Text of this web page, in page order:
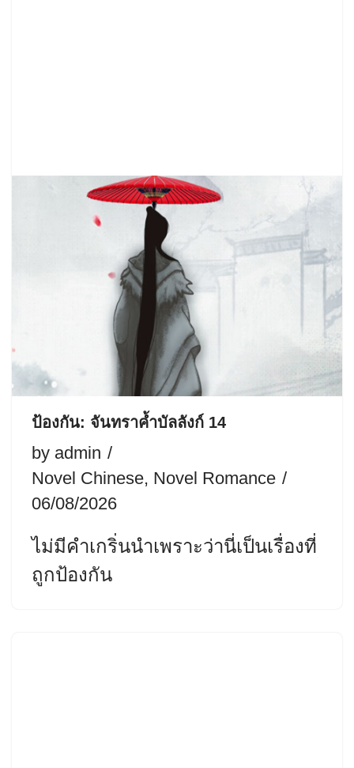
ป้องกัน: จันทราค้ำบัลลังก์ 14
by admin
Novel Chinese, Novel Romance
06/08/2026
ไม่มีคำเกริ่นนำเพราะว่านี่เป็นเรื่องที่
ถูกป้องกัน